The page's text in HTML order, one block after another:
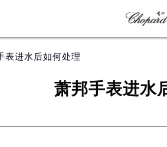
表进水后如何处理
萧邦手表进水